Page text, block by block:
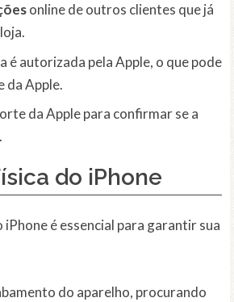
online de outros clientes que já
é autorizada pela Apple, o que pode
da Apple.
da Apple para confirmar se a
do iPhone
é essencial para garantir sua
do aparelho, procurando